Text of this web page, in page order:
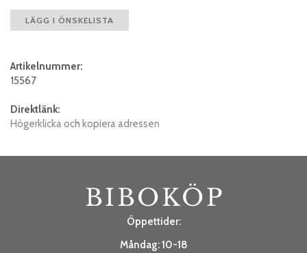
LÄGG I ÖNSKELISTA
Artikelnummer:
15567
Direktlänk:
Högerklicka och kopiera adressen
Öppettider:
Måndag: 10-18